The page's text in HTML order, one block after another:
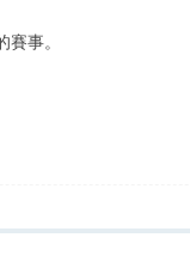
事。